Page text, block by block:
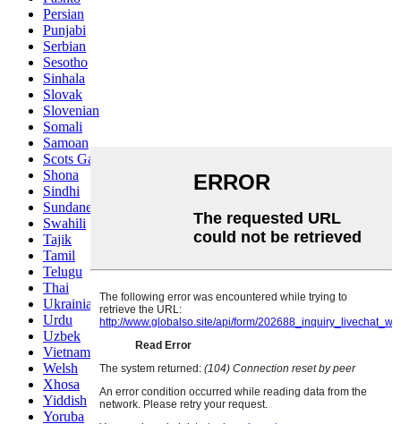
Persian
Punjabi
Serbian
Sesotho
Sinhala
Slovak
Slovenian
Somali
Samoan
Scots Gaelic
Shona
Sindhi
Sundanese
Swahili
Tajik
Tamil
Telugu
Thai
Ukrainian
Urdu
Uzbek
Vietnamese
Welsh
Xhosa
Yiddish
Yoruba